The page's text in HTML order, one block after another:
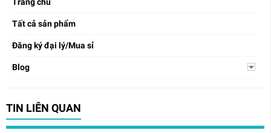
Tất cả sản phẩm
Đăng ký đại lý/Mua sỉ
Blog
TIN LIÊN QUAN